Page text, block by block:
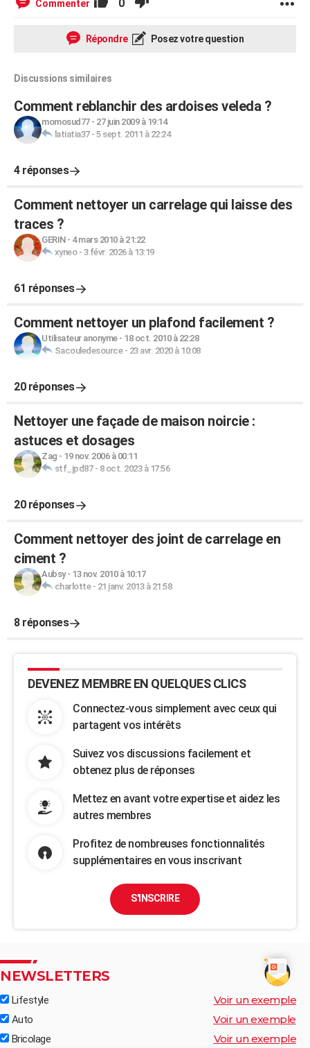
Commenter 0
Répondre Posez votre question
Discussions similaires
Comment reblanchir des ardoises veleda ?
momosud77- 27 juin 2009 à 19:14
latiatia37- 5 sept. 2011 à 22:24
4 réponses
Comment nettoyer un carrelage qui laisse des
traces ?
GERIN- 4 mars 2010 à 21:22
xyneo- 3 févr. 2026 à 13:19
61 réponses
Comment nettoyer un plafond facilement ?
Utilisateur anonyme- 18 oct. 2010 à 22:28
Sacouledesource- 23 avr. 2020 à 10:08
20 réponses
Nettoyer une façade de maison noircie :
astuces et dosages
Zag - 19 nov. 2006 à 00:11
stf_jpd87- 8 oct. 2023 à 17:56
20 réponses
Comment nettoyer des joint de carrelage en
ciment ?
Aubsy- 13 nov. 2010 à 10:17
charlotte- 21 janv. 2013 à 21:58
8 réponses
DEVENEZ MEMBRE EN QUELQUES CLICS
Connectez-vous simplement avec ceux qui
partagent vos intérêts
Suivez vos discussions facilement et
obtenez plus de réponses
Mettez en avant votre expertise et aidez les
autres membres
Profitez de nombreuses fonctionnalités
supplémentaires en vous inscrivant
S'INSCRIRE
NEWSLETTERS
Lifestyle Voir un exemple
Auto Voir un exemple
Bricolage Voir un exemple